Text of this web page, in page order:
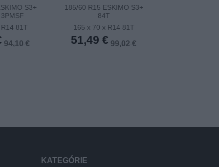
S3+
81T
94,10 €
185/60 R15 ESKIMO S3+
84T
165 x 70 x R14 81T
51,49 € 99,02 €
KATEGÓRIE